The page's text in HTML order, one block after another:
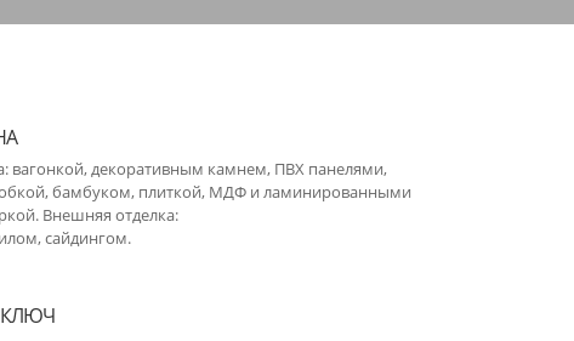
вагонкой, декоративным камнем, ПВХ панелями,
бамбуком, плиткой, МДФ и ламинированными
Внешняя отделка:
сайдингом.
КЛЮЧ